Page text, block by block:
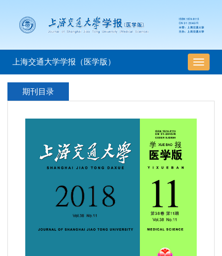
导
航
上海交通大学学报（医学版）
期刊目录